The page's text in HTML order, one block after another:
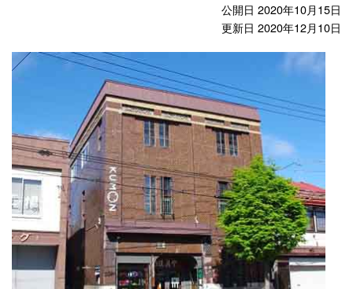
公開日 2020年10月15日
更新日 2020年12月10日